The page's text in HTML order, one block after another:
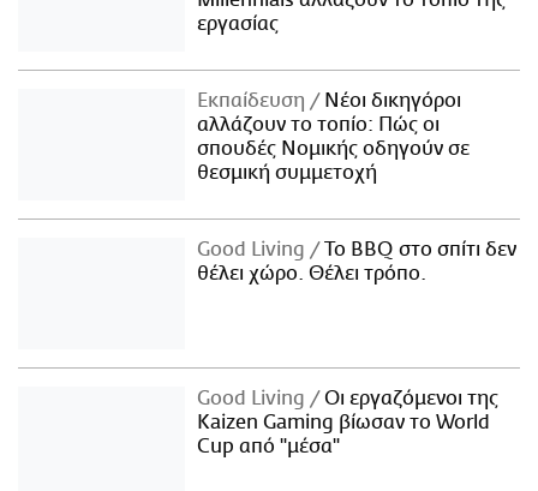
εργασίας
Εκπαίδευση
Νέοι δικηγόροι
αλλάζουν το τοπίο: Πώς οι
σπουδές Νομικής οδηγούν σε
θεσμική συμμετοχή
Good Living
Το BBQ στο σπίτι δεν
θέλει χώρο. Θέλει τρόπο.
Good Living
Οι εργαζόμενοι της
Kaizen Gaming βίωσαν το World
Cup από "μέσα"